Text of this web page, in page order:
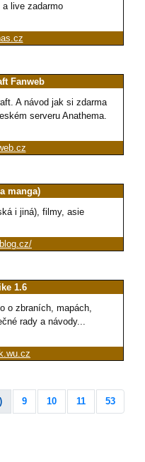
live zadarmo
Fanweb
A návod jak si zdarma
serveru Anathema.
manga)
i jiná), filmy, asie
1.6
o zbraních, mapách,
rady a návody...
9 10 11 53